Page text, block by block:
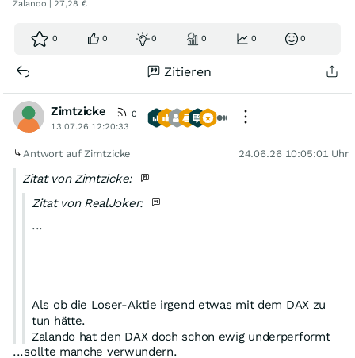
Zalando | 27,28 €
0 0 0 0 0 0
Zitieren
Zimtzicke
0
13.07.26 12:20:33
Antwort auf Zimtzicke 24.06.26 10:05:01 Uhr
Zitat von Zimtzicke:
Zitat von RealJoker:
...
Als ob die Loser-Aktie irgend etwas mit dem DAX zu
tun hätte.
Zalando hat den DAX doch schon ewig underperformt
und nachdem die 20 € gefallen sind geht´s weiter
...sollte manche verwundern.